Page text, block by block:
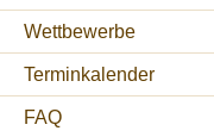
Wettbewerbe
Terminkalender
FAQ